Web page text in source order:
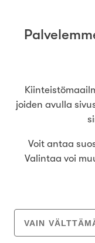
Helsinki
( Asuntovirta Oy
8,00530
LUE LISÄÄ
joiden avulla
Voit antaa
Valintaa voi
VAIN